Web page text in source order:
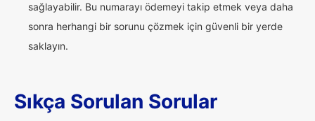
sağlayabilir. Bu numarayı ödemeyi takip etmek veya daha
sonra herhangi bir sorunu çözmek için güvenli bir yerde
saklayın.
Sıkça Sorulan Sorular